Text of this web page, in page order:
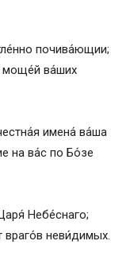
почива́ющии;
моще́й ва́ших
имена́ ва́ша
на ва́с по Бо́зе
Небе́снаго;
враго́в неви́димых.